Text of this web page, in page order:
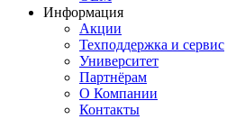
Информация
Акции
Техподдержка и сервис
Университет
Партнёрам
О Компании
Контакты